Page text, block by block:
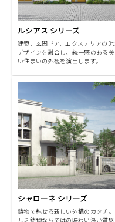
ルシアス シリーズ
建築、玄関ドア、エクステリアの3
デザインを融合し、統一感のある
い住まいの外観を演出します。
シャローネ シリーズ
鋳物で魅せる新しい外構のカタチ
ルミ鋳物ならではの味わい深い質